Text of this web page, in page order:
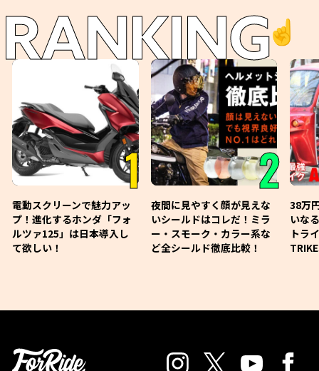
RANKING☝️
1
電動スクリーンで魅力アッ
プ！進化するホンダ「フォ
ルツァ125」は日本導入し
て欲しい！
2
夜間に見やすく顔が見えな
いシールドはコレだ！ミラ
ー・スモーク・カラー系な
ど全シールド徹底比較！
38万
いな
トラ